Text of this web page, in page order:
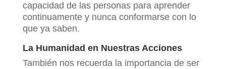
capacidad de las personas para aprender
continuamente y nunca conformarse con lo
que ya saben.
La Humanidad en Nuestras Acciones
También nos recuerda la importancia de ser